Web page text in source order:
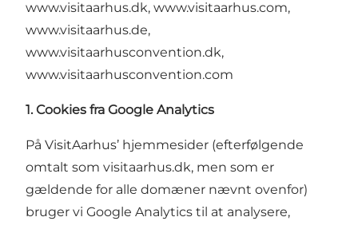
www.visitaarhus.dk, www.visitaarhus.com,
www.visitaarhus.de,
www.visitaarhusconvention.dk,
www.visitaarhusconvention.com
1. Cookies fra Google Analytics
På VisitAarhus’ hjemmesider (efterfølgende
omtalt som visitaarhus.dk, men som er
gældende for alle domæner nævnt ovenfor)
bruger vi Google Analytics til at analysere,